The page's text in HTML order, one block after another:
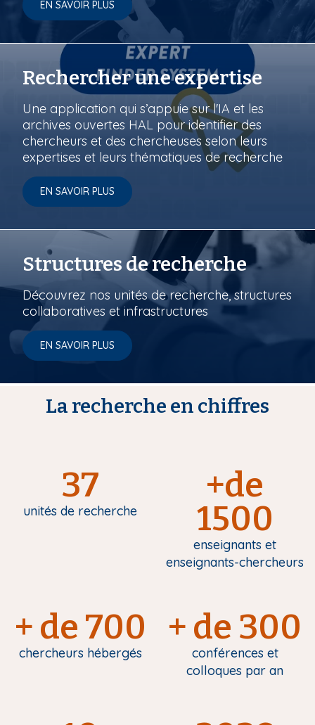
EN SAVOIR PLUS
Rechercher une expertise
Une application qui s’appuie sur l'IA et les
archives ouvertes HAL pour identifier des
chercheurs et des chercheuses selon leurs
expertises et leurs thématiques de recherche
EN SAVOIR PLUS
Structures de recherche
Découvrez nos unités de recherche, structures
collaboratives et infrastructures
EN SAVOIR PLUS
La recherche en chiffres
37
unités de recherche
+de
1500
enseignants et
enseignants-chercheurs
+ de 700
chercheurs hébergés
+ de 300
conférences et
colloques par an